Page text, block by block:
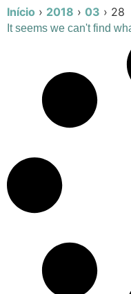
Início › 2018 › 03 › 28
It seems we can't find